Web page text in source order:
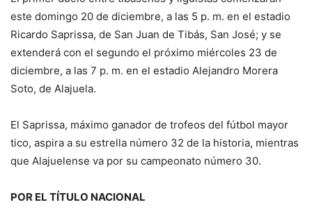
este domingo 20 de diciembre, a las 5 p. m. en el estadio
Ricardo Saprissa, de San Juan de Tibás, San José; y se
extenderá con el segundo el próximo miércoles 23 de
diciembre, a las 7 p. m. en el estadio Alejandro Morera
Soto, de Alajuela.
El Saprissa, máximo ganador de trofeos del fútbol mayor
tico, aspira a su estrella número 32 de la historia, mientras
que Alajuelense va por su campeonato número 30.
POR EL TÍTULO NACIONAL